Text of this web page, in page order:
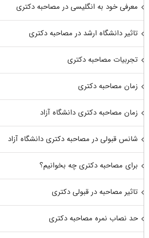
معرفی خود به انگلیسی در مصاحبه دکتری
تاثیر دانشگاه ارشد در مصاحبه دکتری
تجربیات مصاحبه دکتری
زمان مصاحبه دکتری
زمان مصاحبه دکتری دانشگاه آزاد
شانس قبولی در مصاحبه دکتری دانشگاه آزاد
برای مصاحبه دکتری چه بخوانیم؟
تاثیر مصاحبه در قبولی دکتری
حد نصاب نمره مصاحبه دکتری